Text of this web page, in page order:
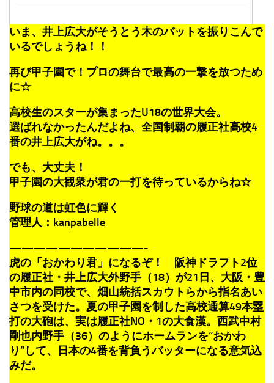
いま、井上広大がそうとう木のバットを振りこんで
いるでしょうね！！
再び甲子園で！プロの舞台で最高の一撃を放つため
に☆
高校生のスターが集まったU18の世界大会。
選ばれなかったんだよね、全国制覇の履正社高校4
番の井上広大がね。。。
でも、大丈夫！
甲子園の大観衆が君の一打を待っているからね☆
野球の道は虹色に輝く
管理人：kanpabelle
———————————-
虎の「おかわり君」になるぞ！ 阪神ドラフト2位
の履正社・井上広大外野手（18）が21日、大阪・豊
中市内の同校で、畑山統括スカウトらから指名あい
さつを受けた。夏の甲子園を制した高校通算49本塁
打の大砲は、実は履正社NO・1の大食漢。西武中村
剛也内野手（36）のようにホームランを“おかわ
り”して、日本の4番を背負うバッターになる意気込
みだ。